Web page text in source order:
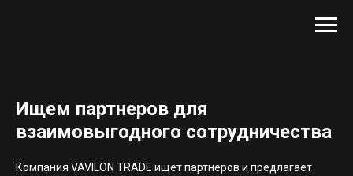
Ищем партнеров для
взаимовыгодного сотрудничества
Компания VAVILON TRADE ищет партнеров и предлагает